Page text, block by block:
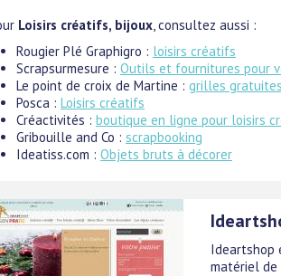
Loisirs créatifs, bijoux , consultez aussi :
Rougier Plé Graphigro : loisirs créatifs
Scrapsurmesure : Outils et fournitures pour
Le point de croix de Martine : grilles gratuites
Posca : Loisirs créatifs
Créactivités : boutique en ligne pour loisirs
Gribouille and Co : scrapbooking
Ideatiss.com : Objets bruts à décorer
Ideartshop
matériel de